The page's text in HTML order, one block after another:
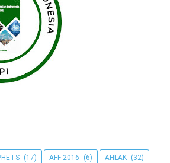
(17) AFF 2016 (6) AHLAK (32)